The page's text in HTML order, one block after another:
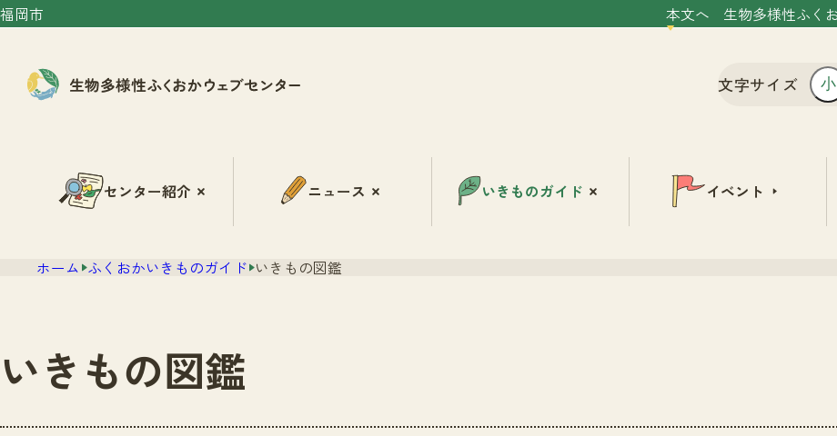
福岡市 本文へ 生物多様性ふく
文字サイズ 小
センター紹介 ニュース いきものガイド イベント
ホーム ふくおかいきものガイド いきもの図鑑
いきもの図鑑